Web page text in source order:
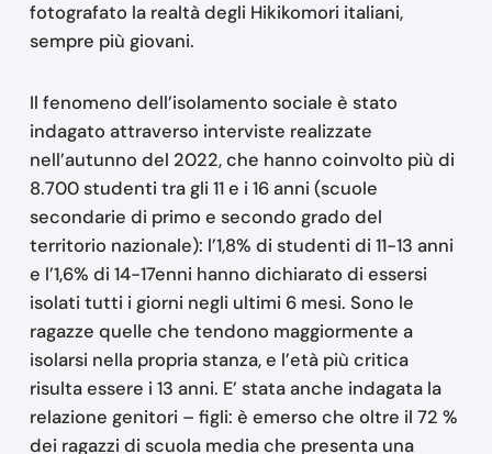
fotografato la realtà degli Hikikomori italiani,
sempre più giovani.
Il fenomeno dell’isolamento sociale è stato
indagato attraverso interviste realizzate
nell’autunno del 2022, che hanno coinvolto più di
8.700 studenti tra gli 11 e i 16 anni (scuole
secondarie di primo e secondo grado del
territorio nazionale): l’1,8% di studenti di 11-13 anni
e l’1,6% di 14-17enni hanno dichiarato di essersi
isolati tutti i giorni negli ultimi 6 mesi. Sono le
ragazze quelle che tendono maggiormente a
isolarsi nella propria stanza, e l’età più critica
risulta essere i 13 anni. E’ stata anche indagata la
relazione genitori – figli: è emerso che oltre il 72 %
dei ragazzi di scuola media che presenta una